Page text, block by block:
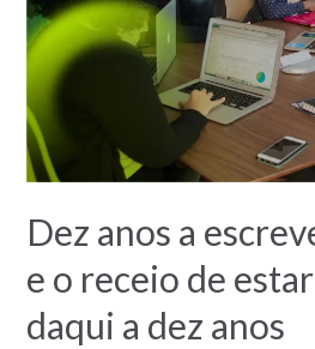
Dez anos a
e o receio de
daqui a dez anos